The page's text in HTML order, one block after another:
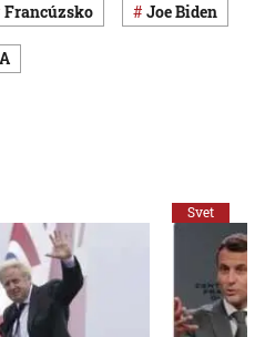
Francúzsko Joe Biden
Svet